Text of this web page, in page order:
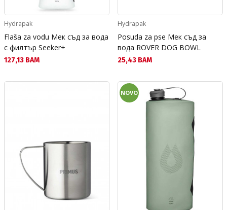
Hydrapak
Flaša za vodu Мек съд за вода
с филтър Seeker+
Текуща цена:
127,13 BAM
Hydrapak
Posuda za pse Мек съд за
вода ROVER DOG BOWL
Текуща цена:
25,43 BAM
NOVO